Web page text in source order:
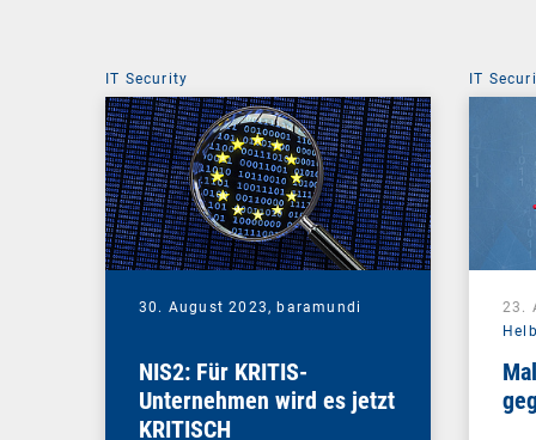
IT Security
30. August 2023,baramundi
NIS2: Für KRITIS-
Unternehmen wird es jetzt
KRITISCH
IT
23.